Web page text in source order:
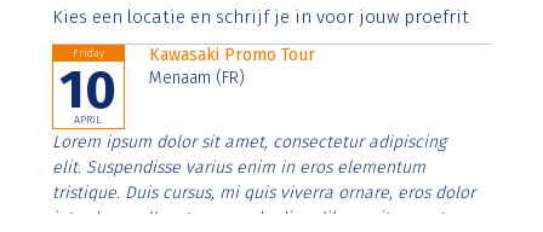
Aenean faucibus nibh et justo cursus id rutrum lorem
Kies een locatie en schrijf je in voor jouw proefrit
Friday
10
APRIL
Kawasaki Promo Tour
Menaam (FR)
Lorem ipsum dolor sit amet, consectetur adipiscing
elit. Suspendisse varius enim in eros elementum
tristique. Duis cursus, mi quis viverra ornare, eros dolor
interdum nulla, ut commodo diam libero vitae erat.